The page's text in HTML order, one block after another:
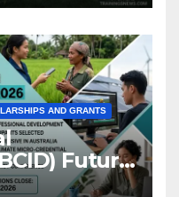
AND GRANTS
Future